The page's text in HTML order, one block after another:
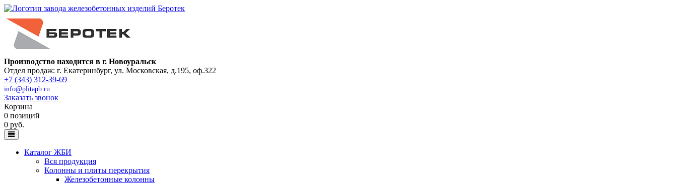
Производство находится в г. Новоуральск
Отдел продаж: г. Екатеринбург, ул. Московская, д.195, оф.322
+7 (343) 312-39-69
info@plitapb.ru
Заказать звонок
Корзина
0 позиций
0 руб.
Каталог ЖБИ
Вся продукция
Колонны и плиты перекрытия
Железобетонные колонны